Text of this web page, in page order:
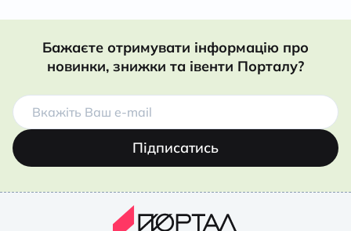
Бажаєте отримувати інформацію про
новинки, знижки та івенти Порталу?
Підписатись